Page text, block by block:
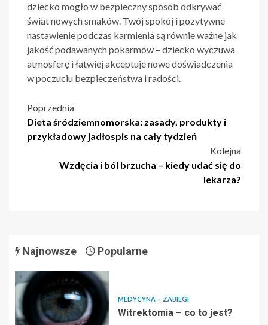
dziecko mogło w bezpieczny sposób odkrywać
świat nowych smaków. Twój spokój i pozytywne
nastawienie podczas karmienia są równie ważne jak
jakość podawanych pokarmów – dziecko wyczuwa
atmosferę i łatwiej akceptuje nowe doświadczenia
w poczuciu bezpieczeństwa i radości.
Nawigacja
wpisu
Poprzednia
Dieta śródziemnomorska: zasady, produkty i
przykładowy jadłospis na cały tydzień
Kolejna
Wzdęcia i ból brzucha – kiedy udać się do
lekarza?
Najnowsze Popularne
MEDYCYNA ZABIEGI
Witrektomia – co to jest?